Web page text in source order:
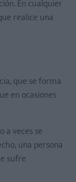
En cualquier
realice una
que se forma
en ocasiones
a veces se
una persona
sufre